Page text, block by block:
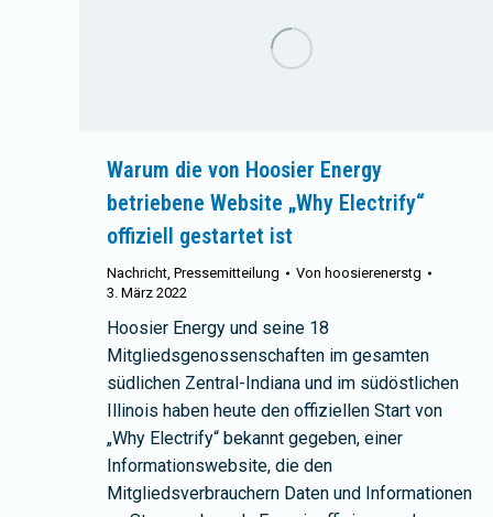
Warum die von Hoosier Energy
betriebene Website „Why Electrify“
offiziell gestartet ist
Nachricht, Pressemitteilung Von hoosierenerstg
3. März 2022
Hoosier Energy und seine 18
Mitgliedsgenossenschaften im gesamten
südlichen Zentral-Indiana und im südöstlichen
Illinois haben heute den offiziellen Start von
„Why Electrify“ bekannt gegeben, einer
Informationswebsite, die den
Mitgliedsverbrauchern Daten und Informationen